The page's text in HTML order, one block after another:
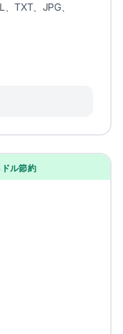
TXT、JPG、
ル節約